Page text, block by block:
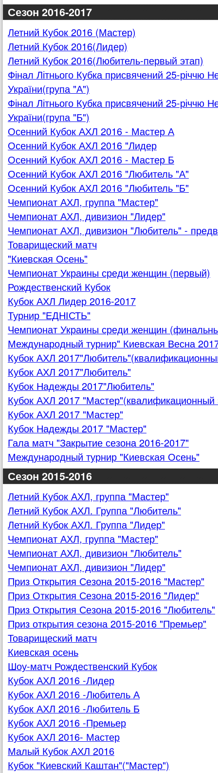
Сезон 2016-2017
Летний Кубок 2016 (Мастер)
Летний Кубок 2016(Лидер)
Летний Кубок 2016(Любитель-первый этап)
Фінал Літнього Кубка присвячений 25-річчю
України(група "А")
Фінал Літнього Кубка присвячений 25-річчю
України(група "Б")
Осенний Кубок АХЛ 2016 - Мастер А
Осенний Кубок АХЛ 2016 "Лидер
Осенний Кубок АХЛ 2016 - Мастер Б
Осенний Кубок АХЛ 2016 "Любитель "А"
Осенний Кубок АХЛ 2016 "Любитель "Б"
Чемпионат АХЛ, группа "Мастер"
Чемпионат АХЛ, дивизион "Лидер"
Чемпионат АХЛ, дивизион "Любитель" -
Товарищеский матч
"Киевская Осень"
Чемпионат Украины среди женщин (первый)
Рождественский Кубок
Кубок АХЛ Лидер 2016-2017
Турнир "ЕДНІСТЬ"
Чемпионат Украины среди женщин
Международный турнир" Киевская Весна
Кубок АХЛ
Кубок АХЛ 2017"Любитель"
Кубок Надежды 2017"Любитель"
Кубок АХЛ 2017 "Мастер"(квалификационный
Кубок АХЛ 2017 "Мастер"
Кубок Надежды 2017 "Мастер"
Гала матч "Закрытие сезона 2016-2017"
Международный турнир "Киевская Осень"
Сезон 2015-2016
Летний Кубок АХЛ, группа "Мастер"
Летний Кубок АХЛ. Группа "Любитель"
Летний Кубок АХЛ. Группа "Лидер"
Чемпионат АХЛ, группа "Мастер"
Чемпионат АХЛ, дивизион "Любитель"
Чемпионат АХЛ, дивизион "Лидер"
Приз Открытия Сезона 2015-2016 "Мастер"
Приз Открытия Сезона 2015-2016 "Лидер"
Приз Открытия Сезона 2015-2016 "Любитель"
Приз открытия сезона 2015-2016 "Премьер"
Товарищеский матч
Киевская осень
Шоу-матч Рождественский Кубок
Кубок АХЛ 2016 -Лидер
Кубок АХЛ 2016 -Любитель А
Кубок АХЛ 2016 -Любитель Б
Кубок АХЛ 2016 -Премьер
Кубок АХЛ 2016- Мастер
Малый Кубок АХЛ 2016
Кубок "Киевский Каштан"("Мастер")